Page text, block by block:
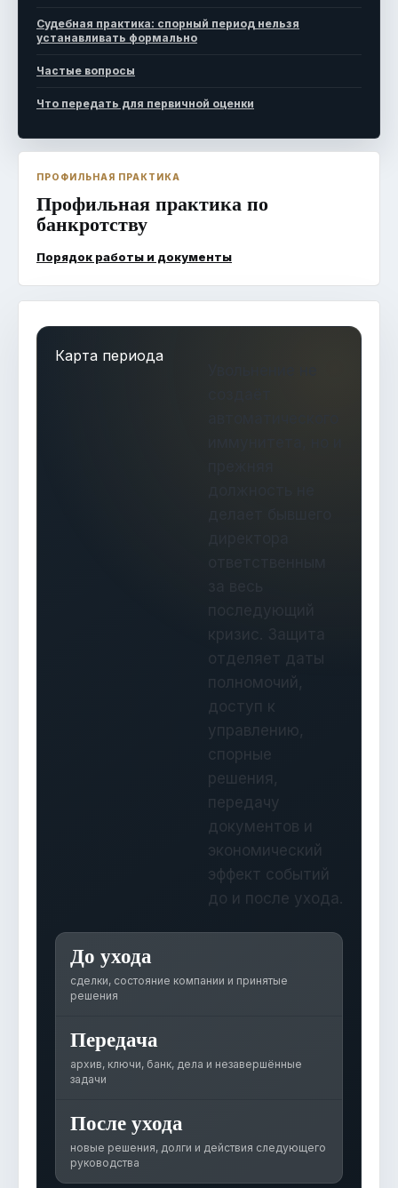
Судебная практика: спорный период нельзя
устанавливать формально
Частые вопросы
Что передать для первичной оценки
ПРОФИЛЬНАЯ ПРАКТИКА
Профильная практика по
банкротству
Порядок работы и документы
Карта периода
кризис. Защита
отделяет даты
полномочий,
доступ к
управлению,
спорные
решения,
передачу
документов и
экономический
эффект событий
до и после ухода.
До ухода
сделки, состояние компании и принятые
решения
Передача
архив, ключи, банк, дела и незавершённые
задачи
После ухода
новые решения, долги и действия следующего
руководства